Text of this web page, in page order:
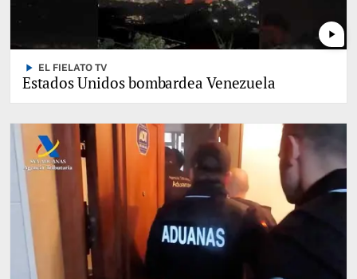
play_arrow
play_arrow EL FIELATO TV
Estados Unidos bombardea Venezuela